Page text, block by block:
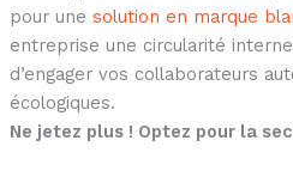
pour une solution en marque
entreprise une circularité
d’engager vos collaborateurs
écologiques.
Ne jetez plus ! Optez pour la